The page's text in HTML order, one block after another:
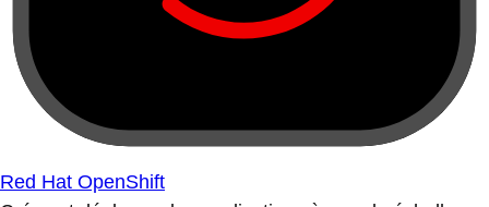
Red Hat OpenShift